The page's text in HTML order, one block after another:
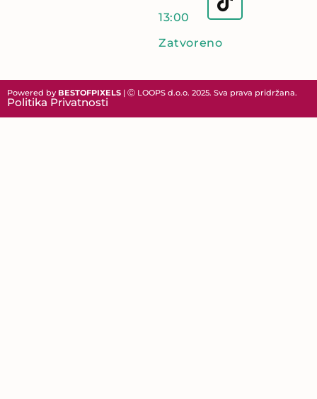
13:00
Zatvoreno
Powered by BESTOFPIXELS | Ⓒ LOOPS d.o.o. 2025. Sva prava pridržana.
Politika Privatnosti